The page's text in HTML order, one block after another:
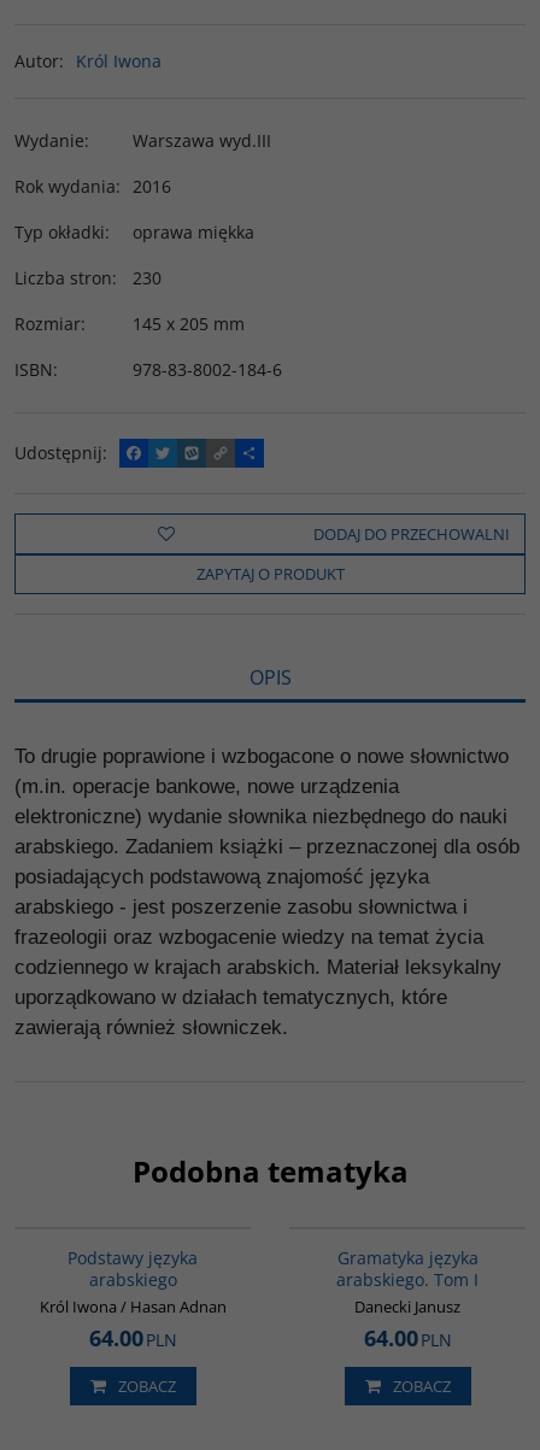
Autor: Król Iwona
Wydanie:
Warszawa wyd.III
Rok wydania: 2016
Typ okładki:
oprawa miękka
Liczba stron:
230
Rozmiar:
145 x 205 mm
ISBN: 978-83-8002-184-6
Udostępnij:
F
a
e
o
k
T
w
t
t
e
W
y
o
C
o
y
i
n
k
P
o
z
e
l
s
DODAJ DO PRZECHOWALNI
ZAPYTAJ O PRODUKT
OPIS
To drugie poprawione i wzbogacone o nowe słownictwo
(m.in. operacje bankowe, nowe urządzenia
elektroniczne) wydanie słownika niezbędnego do nauki
arabskiego. Zadaniem książki – przeznaczonej dla osób
posiadających podstawową znajomość języka
arabskiego - jest poszerzenie zasobu słownictwa i
frazeologii oraz wzbogacenie wiedzy na temat życia
codziennego w krajach arabskich. Materiał leksykalny
uporządkowano w działach tematycznych, które
zawierają również słowniczek.
Podobna tematyka
Podstawy języka
arabskiego
Król Iwona / Hasan Adnan
64.00PLN
ZOBACZ
Gramatyka języka
arabskiego. Tom I
Danecki Janusz
64.00PLN
ZOBACZ